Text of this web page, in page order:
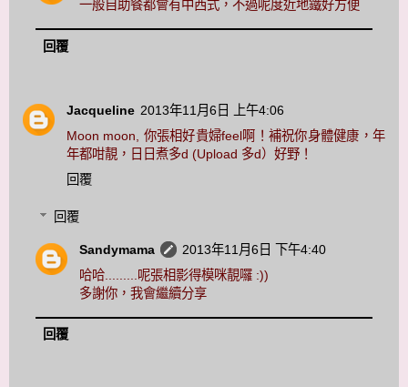
一般自助餐都會有中西式，不過呢度近地鐵好方便
回覆
Jacqueline 2013年11月6日 上午4:06
Moon moon, 你張相好貴婦feel啊！補祝你身體健康，年
年都咁靚，日日煮多d (Upload 多d）好野！
回覆
回覆
Sandymama
2013年11月6日 下午4:40
哈哈.........呢張相影得模咪靚囉 :))
多謝你，我會繼續分享
回覆